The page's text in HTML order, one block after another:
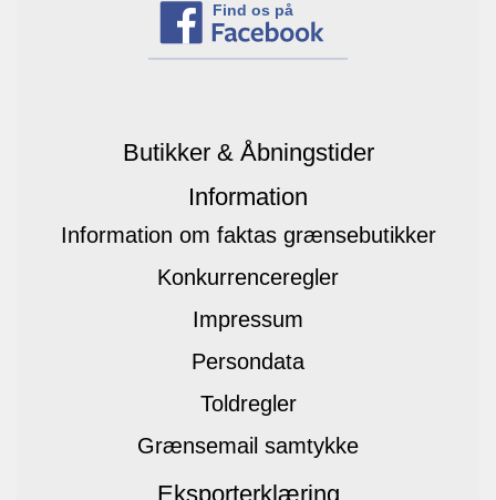
Find os på
Butikker & Åbningstider
Information
Information om faktas grænsebutikker
Konkurrenceregler
Impressum
Persondata
Toldregler
Grænsemail samtykke
Eksporterklæring